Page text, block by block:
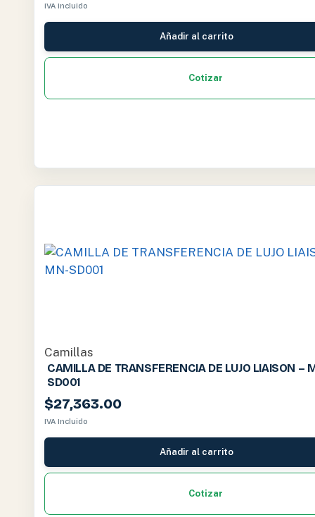
IVA Incluido
Añadir al carrito
Cotizar
Camillas
CAMILLA DE TRANSFERENCIA DE LUJO LIAISON –
SD001
$27,363.00
IVA Incluido
Añadir al carrito
Cotizar